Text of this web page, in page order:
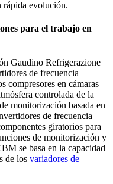
rápida evolución.
para el trabajo en
Gaudino Refrigerazione
de frecuencia
compresores en cámaras
controlada de la
monitorización basada en
de frecuencia
giratorios para
de monitorización y
se basa en la capacidad
de los variadores de